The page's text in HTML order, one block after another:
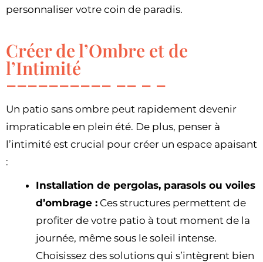
personnaliser votre coin de paradis.
Créer de l’Ombre et de
l’Intimité
Un patio sans ombre peut rapidement devenir
impraticable en plein été. De plus, penser à
l’intimité est crucial pour créer un espace apaisant
:
Installation de pergolas, parasols ou voiles
d’ombrage : Ces structures permettent de
profiter de votre patio à tout moment de la
journée, même sous le soleil intense.
Choisissez des solutions qui s’intègrent bien